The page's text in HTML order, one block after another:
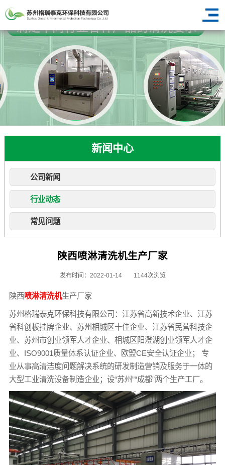
新闻中心
公司新闻
行业动态
常见问题
陕西喷淋清洗机生产厂家
发布时间：2022-01-14 1144次浏览
陕西喷淋清洗机生产厂家
苏州格瑞泰克环保科技有限公司：江苏省高新技术企业、江苏
省科创板挂牌企业、苏州相城区十佳企业、江苏省民营科技企
业、苏州市创业领军人才企业、相城区阳澄湖创业领军人才企
业、ISO9001质量体系认证企业、欧盟CE安全认证企业； 专
业从事高清洁度问题解决系统的研发制造营销及服务于一体的
大型工业清洗设备制造企业；设“苏州”“成都”两个生产工厂。